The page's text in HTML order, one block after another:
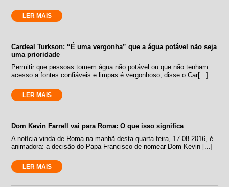
LER MAIS
Cardeal Turkson: “É uma vergonha” que a água potável não seja
uma prioridade
Permitir que pessoas tomem água não potável ou que não tenham
acesso a fontes confiáveis e limpas é vergonhoso, disse o Car[...]
LER MAIS
Dom Kevin Farrell vai para Roma: O que isso significa
A notícia vinda de Roma na manhã desta quarta-feira, 17-08-2016, é
animadora: a decisão do Papa Francisco de nomear Dom Kevin [...]
LER MAIS